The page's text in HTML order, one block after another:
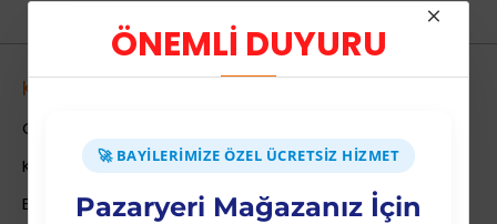
ÖNEMLİ DUYURU
🚀 BAYILERIMIZE ÖZEL ÜCRETSIZ HIZMET
Pazaryeri Mağazanız İçin
Kurumsal
Colezium Hakkında
Kurumsal Bilgiler
Banka Hesab Bilgileri